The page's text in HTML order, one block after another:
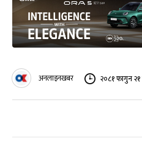
अनलाइनखबर २०८१ फागुन